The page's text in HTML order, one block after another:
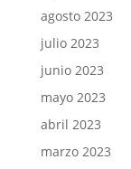
agosto 2023
julio 2023
junio 2023
mayo 2023
abril 2023
marzo 2023